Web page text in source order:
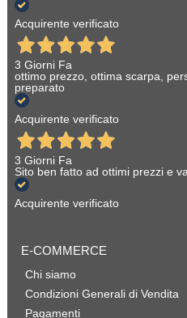
Acquirente verificato
3 Giorni Fa
ottimo prezzo, ottima scarpa,
preparato
Acquirente verificato
3 Giorni Fa
Sito ben fatto ad ottimi prezzi e
Acquirente verificato
E-COMMERCE
Chi siamo
Condizioni Generali di Vendita
Pagamenti